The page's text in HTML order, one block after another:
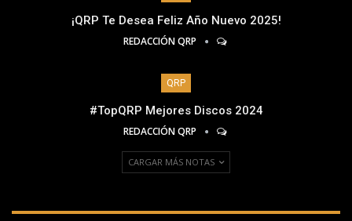
¡QRP Te Desea Feliz Año Nuevo 2025!
REDACCIÓN QRP
QRP
#TopQRP Mejores Discos 2024
REDACCIÓN QRP
CARGAR MÁS NOTAS